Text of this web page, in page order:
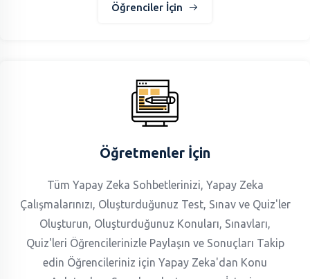
Öğrenciler İçin
Öğretmenler İçin
Tüm Yapay Zeka Sohbetlerinizi, Yapay Zeka
Çalışmalarınızı, Oluşturduğunuz Test, Sınav ve Quiz'ler
Oluşturun, Oluşturduğunuz Konuları, Sınavları,
Quiz'leri Öğrencilerinizle Paylaşın ve Sonuçları Takip
edin Öğrencileriniz için Yapay Zeka'dan Konu